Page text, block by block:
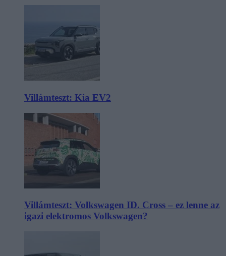
Villámteszt: Kia EV2
Villámteszt: Volkswagen ID. Cross – ez lenne az
igazi elektromos Volkswagen?